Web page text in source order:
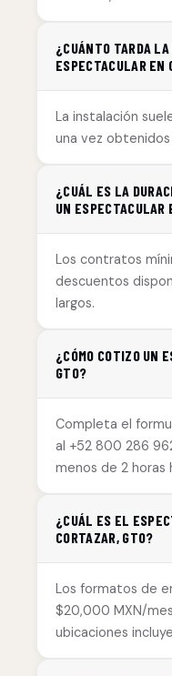
¿CUÁNTO TARDA
ESPECTACULAR EN
La instalación
una vez
¿CUÁL ES LA
UN ESPECTACULAR
Los contratos
descuentos
largos.
¿CÓMO COTIZO UN
GTO?
Completa el
al +52 800 286
menos de 2 horas
¿CUÁL ES EL
CORTAZAR, GTO?
Los formatos de
$20,000 MXN/
ubicaciones